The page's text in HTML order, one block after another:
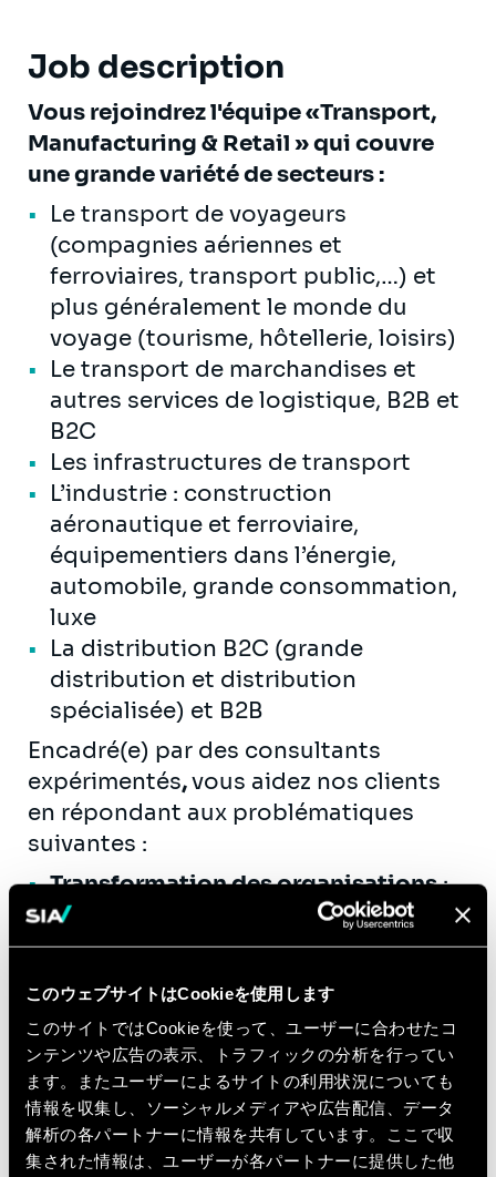
このウェブサイトはCookieを使用します
このサイトではCookieを使って、ユーザーに合わせたコ
ンテンツや広告の表示、トラフィックの分析を行ってい
ます。またユーザーによるサイトの利用状況についても
情報を収集し、ソーシャルメディアや広告配信、データ
解析の各パートナーに情報を共有しています。ここで収
集された情報は、ユーザーが各パートナーに提供した他
Job description
Vous rejoindrez l'équipe «Transport,
Manufacturing & Retail » qui couvre
une grande variété de secteurs :
Le transport de voyageurs
(compagnies aériennes et
ferroviaires, transport public,…) et
plus généralement le monde du
voyage (tourisme, hôtellerie, loisirs)
Le transport de marchandises et
autres services de logistique, B2B et
B2C
Les infrastructures de transport
L’industrie : construction
aéronautique et ferroviaire,
équipementiers dans l’énergie,
automobile, grande consommation,
luxe
La distribution B2C (grande
distribution et distribution
spécialisée) et B2B
Encadré(e) par des consultants
expérimentés,vous aidez nos clients
en répondant aux problématiques
suivantes :
Transformation des organisations:
Analyse des organisations, schéma
directeur métier, refonte des
Réglementaire, gouvernance …
Adaptation à un nouveau cadre
réglementaire (ex. libéralisation,
régulation), gestion des risques et
contrôle interne
Accompagnement des projets: